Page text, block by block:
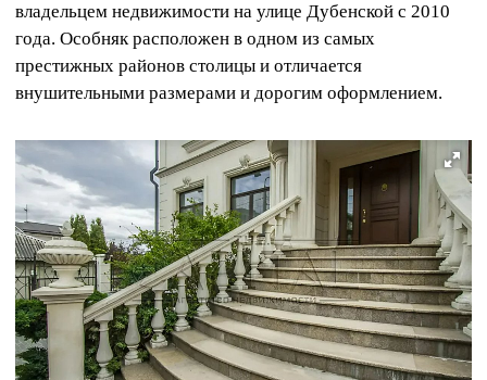
владельцем недвижимости на улице Дубенской с 2010
года. Особняк расположен в одном из самых
престижных районов столицы и отличается
внушительными размерами и дорогим оформлением.